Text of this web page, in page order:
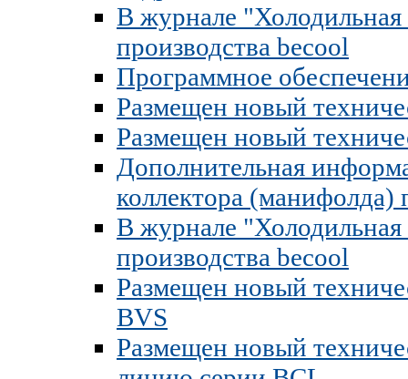
В журнале "Холодильная
производства becool
Программное
Размещен новый
Размещен новый
Дополнительная
коллектора (манифолда)
В журнале "Холодильная
производства becool
Размещен новый
BVS
Размещен новый